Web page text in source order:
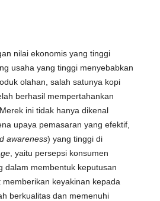
nilai ekonomis yang tinggi
usaha yang tinggi menyebabkan
olahan, salah satunya kopi
berhasil mempertahankan
ini tidak hanya dikenal
upaya pemasaran yang efektif,
awareness) yang tinggi di
, yaitu persepsi konsumen
dalam membentuk keputusan
keyakinan kepada
berkualitas dan memenuhi